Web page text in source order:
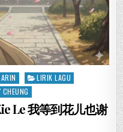
LIRIK LAGU
Le 我等到花儿也谢